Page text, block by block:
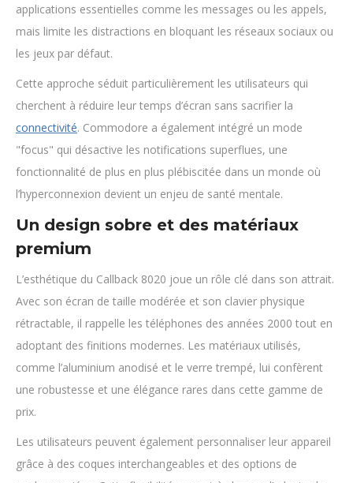
applications essentielles comme les messages ou les appels,
mais limite les distractions en bloquant les réseaux sociaux ou
les jeux par défaut.
Cette approche séduit particulièrement les utilisateurs qui
cherchent à réduire leur temps d’écran sans sacrifier la
connectivité. Commodore a également intégré un mode
"focus" qui désactive les notifications superflues, une
fonctionnalité de plus en plus plébiscitée dans un monde où
l’hyperconnexion devient un enjeu de santé mentale.
Un design sobre et des matériaux
premium
L’esthétique du Callback 8020 joue un rôle clé dans son attrait.
Avec son écran de taille modérée et son clavier physique
rétractable, il rappelle les téléphones des années 2000 tout en
adoptant des finitions modernes. Les matériaux utilisés,
comme l’aluminium anodisé et le verre trempé, lui confèrent
une robustesse et une élégance rares dans cette gamme de
prix.
Les utilisateurs peuvent également personnaliser leur appareil
grâce à des coques interchangeables et des options de